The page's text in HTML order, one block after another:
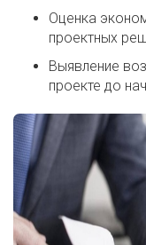
Оценка
проектных
Выявление
проекте до